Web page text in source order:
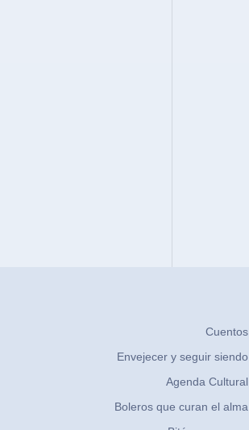
Cuentos
Envejecer y seguir siendo
Agenda Cultural
Boleros que curan el alma